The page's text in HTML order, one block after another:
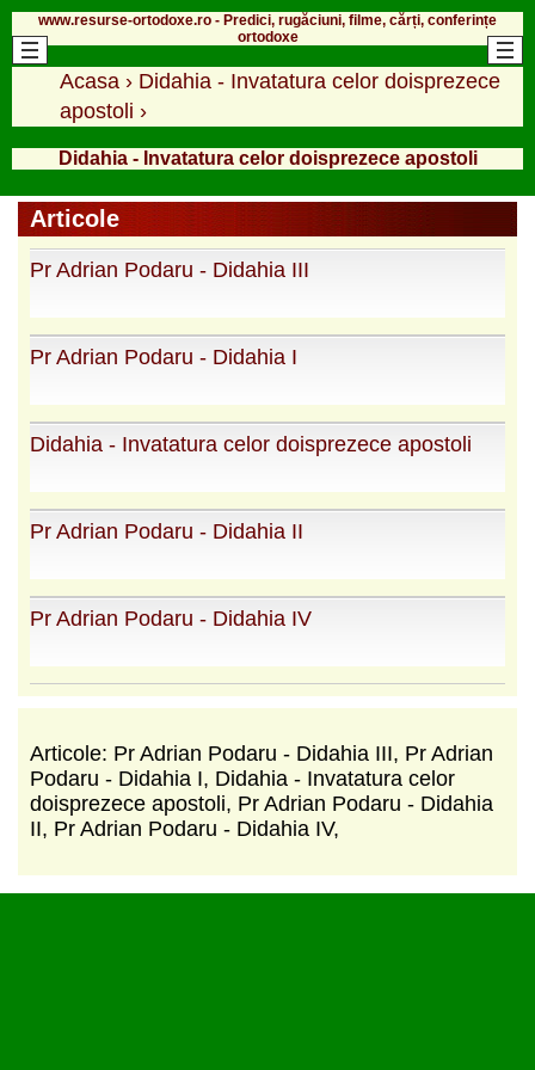
www.resurse-ortodoxe.ro - Predici, rugăciuni, filme, cărți, conferințe
ortodoxe
Acasa › Didahia - Invatatura celor doisprezece
apostoli ›
Didahia - Invatatura celor doisprezece apostoli
Articole
Pr Adrian Podaru - Didahia III
Pr Adrian Podaru - Didahia I
Didahia - Invatatura celor doisprezece apostoli
Pr Adrian Podaru - Didahia II
Pr Adrian Podaru - Didahia IV
Articole: Pr Adrian Podaru - Didahia III, Pr Adrian
Podaru - Didahia I, Didahia - Invatatura celor
doisprezece apostoli, Pr Adrian Podaru - Didahia
II, Pr Adrian Podaru - Didahia IV,